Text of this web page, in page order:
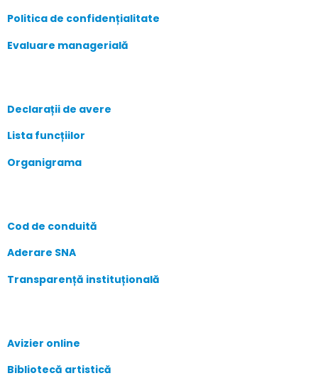
Politica de confidențialitate
Evaluare managerială
Declarații de avere
Lista funcțiilor
Organigrama
Cod de conduită
Aderare SNA
Transparență instituțională
Avizier online
Bibliotecă artistică